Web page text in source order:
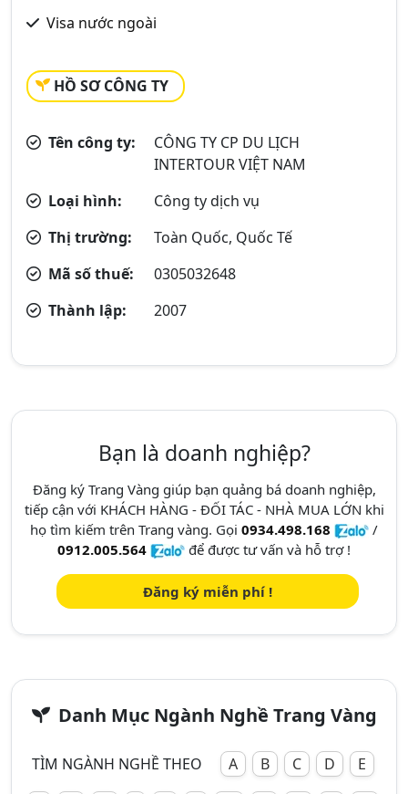
Visa nước ngoài
HỒ SƠ CÔNG TY
Tên công ty:
CÔNG TY CP DU LỊCH
INTERTOUR VIỆT NAM
Loại hình:
Công ty dịch vụ
Thị trường:
Toàn Quốc, Quốc Tế
Mã số thuế:
0305032648
Thành lập:
2007
Bạn là doanh nghiệp?
Đăng ký Trang Vàng giúp bạn quảng bá doanh nghiệp,
tiếp cận với KHÁCH HÀNG - ĐỐI TÁC - NHÀ MUA LỚN khi
họ tìm kiếm trên Trang vàng. Gọi 0934.498.168
/
0912.005.564
để được tư vấn và hỗ trợ !
Đăng ký miễn phí !
Danh Mục Ngành Nghề Trang Vàng
TÌM NGÀNH NGHỀ THEO A B C D E